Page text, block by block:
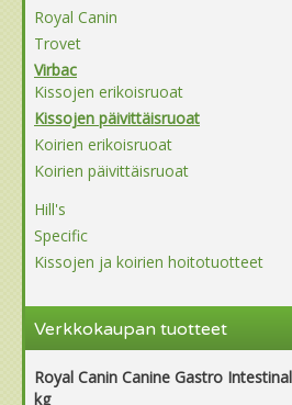
Royal Canin
Trovet
Virbac
Kissojen erikoisruoat
Kissojen päivittäisruoat
Koirien erikoisruoat
Koirien päivittäisruoat
Hill's
Specific
Kissojen ja koirien hoitotuotteet
Verkkokaupan tuotteet
Royal Canin Canine Gastro
kg